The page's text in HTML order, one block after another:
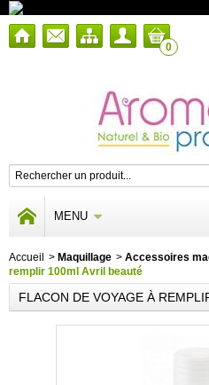
0
MENU
Accueil > Maquillage > Accessoires
remplir 100ml Avril beauté
FLACON DE VOYAGE À